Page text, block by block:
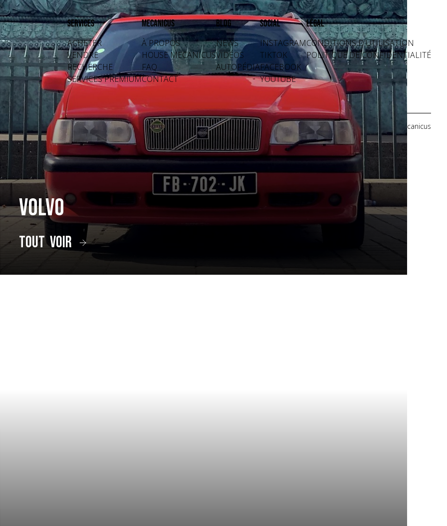
Volvo
tout voir
Services
ACHETER
VENDRE
RECHERCHE
SERVICES PREMIUM
Mecanicus
À PROPOS
HOUSE MECANICUS
FAQ
CONTACT
Blog
NEWS
VIDÉOS
AUTOPÉDIA
Social
INSTAGRAM
TIKTOK
FACEBOOK
YOUTUBE
Légal
CONDITIONS D'UTILISATION
POLITIQUE DE CONFIDENTIALITÉ
Crédits photos: Mecanicus